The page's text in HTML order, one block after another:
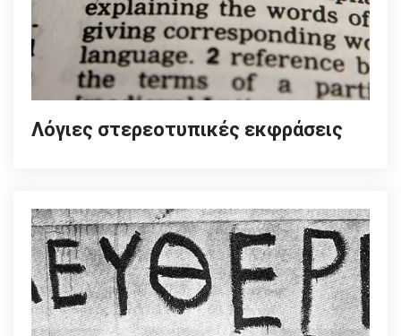
Λόγιες στερεοτυπικές εκφράσεις